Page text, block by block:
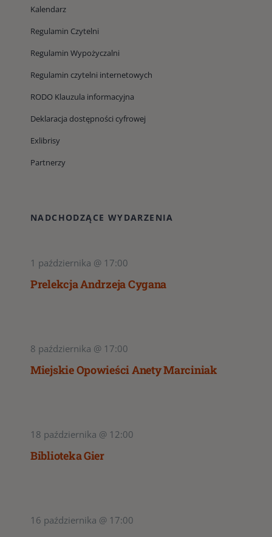
Kalendarz
Regulamin Czytelni
Regulamin Wypożyczalni
Regulamin czytelni internetowych
RODO Klauzula informacyjna
Deklaracja dostępności cyfrowej
Exlibrisy
Partnerzy
NADCHODZĄCE WYDARZENIA
1 października @ 17:00
Prelekcja Andrzeja Cygana
8 października @ 17:00
Miejskie Opowieści Anety Marciniak
18 października @ 12:00
Biblioteka Gier
16 października @ 17:00